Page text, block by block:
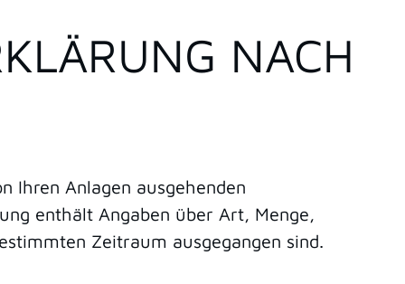
NACH
Ihren Anlagen ausgehenden
enthält Angaben über Art, Menge,
Zeitraum ausgegangen sind.